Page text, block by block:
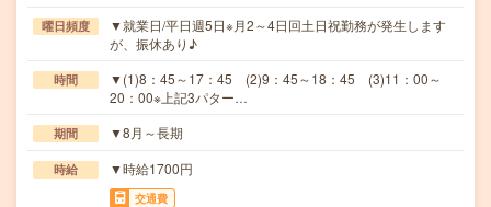
曜日頻度
▼就業日/平日週5日※月2～4日回土日祝勤務が発生します
が、振休あり♪
時間
▼(1)8：45～17：45 (2)9：45～18：45 (3)11：00～
20：00※上記3パター…
期間 ▼8月～長期
時給 ▼時給1700円
交通費